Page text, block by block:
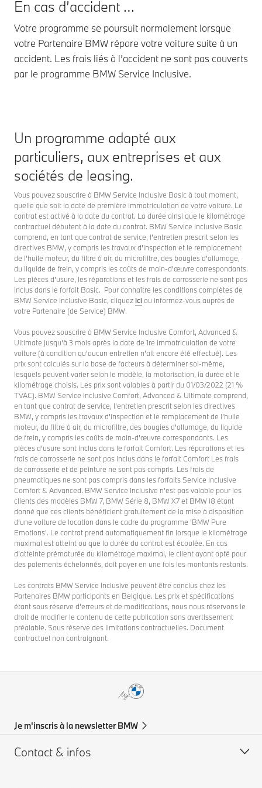
En cas d’accident …
Votre programme se poursuit normalement lorsque
votre Partenaire BMW répare votre voiture suite à un
accident. Les frais liés à l’accident ne sont pas couverts
par le programme BMW Service Inclusive.
Un programme adapté aux
particuliers, aux entreprises et aux
sociétés de leasing.
Vous pouvez souscrire à BMW Service Inclusive Basic à tout moment,
quelle que soit la date de première immatriculation de votre voiture. Le
contrat est activé à la date du contrat. La durée ainsi que le kilométrage
contractuel débutent à la date du contrat. BMW Service Inclusive Basic
comprend, en tant que contrat de service, l'entretien prescrit selon les
directives BMW, y compris les travaux d'inspection et le remplacement
de l'huile moteur, du filtre à air, du microfiltre, des bougies d'allumage,
du liquide de frein, y compris les coûts de main-d'œuvre correspondants.
Les pièces d'usure, les réparations et les frais de carrosserie ne sont pas
inclus dans le forfait Basic. Pour connaître les conditions complètes de
BMW Service Inclusive Basic, cliqueziciou informez-vous auprès de
votre Partenaire (de Service) BMW.
Vous pouvez souscrire à BMW Service Inclusive Comfort, Advanced &
Ultimate jusqu’à 3 mois après la date de 1re immatriculation de votre
voiture (à condition qu’aucun entretien n’ait encore été effectué). Les
prix sont calculés sur la base de facteurs à déterminer soi-même,
lesquels peuvent varier selon le modèle, la motorisation, la durée et le
kilométrage choisis. Les prix sont valables à partir du 01/03/2022 (21 %
TVAC). BMW Service Inclusive Comfort, Advanced & Ultimate comprend,
en tant que contrat de service, l'entretien prescrit selon les directives
BMW, y compris les travaux d'inspection et le remplacement de l'huile
moteur, du filtre à air, du microfiltre, des bougies d'allumage, du liquide
de frein, y compris les coûts de main-d'œuvre correspondants. Les
pièces d’usure sont inclus dans le forfait Comfort. Les réparations et les
frais de carrosserie ne sont pas inclus dans le forfait Comfort Les frais
de carrosserie et de peinture ne sont pas compris. Les frais de
pneumatiques ne sont pas compris dans les forfaits Service Inclusive
Comfort & Advanced. BMW Service Inclusive n’est pas valable pour les
clients des modèles BMW 7, BMW Série 8, BMW X7 et BMW i8 étant
donné que ces clients bénéficient gratuitement de la mise à disposition
d’une voiture de location dans le cadre du programme 'BMW Pure
Emotions'. Le contrat prend automatiquement fin lorsque le kilométrage
maximal est atteint ou que la durée du contrat est écoulée. En cas
d’atteinte prématurée du kilométrage maximal, le client ayant opté pour
des paiements échelonnés, doit payer en une fois les montants restants.
Les contrats BMW Service Inclusive peuvent être conclus chez les
Partenaires BMW participants en Belgique. Les prix et spécifications
étant sous réserve d’erreurs et de modifications, nous nous réservons le
droit de modifier le contenu de cette publication sans avertissement
préalable. Sous réserve des limitations contractuelles. Document
contractuel non contraignant.
Je m'inscris à la newsletter BMW
Contact & infos